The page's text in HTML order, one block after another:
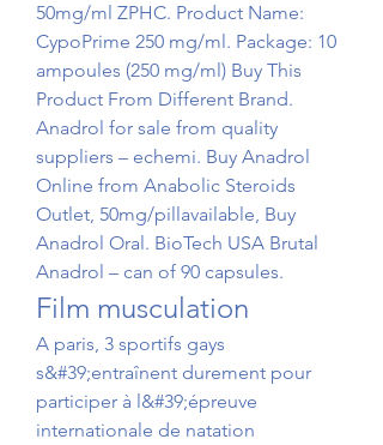
50mg/ml ZPHC. Product Name:
CypoPrime 250 mg/ml. Package: 10
ampoules (250 mg/ml) Buy This
Product From Different Brand.
Anadrol for sale from quality
suppliers – echemi. Buy Anadrol
Online from Anabolic Steroids
Outlet, 50mg/pillavailable, Buy
Anadrol Oral. BioTech USA Brutal
Anadrol – can of 90 capsules.
Film musculation
A paris, 3 sportifs gays
s&#39;entraînent durement pour
participer à l&#39;épreuve
internationale de natation